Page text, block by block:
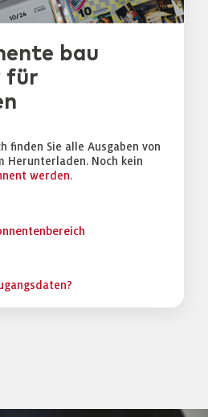
bau
für
finden Sie alle Ausgaben von
Herunterladen. Noch kein
werden.